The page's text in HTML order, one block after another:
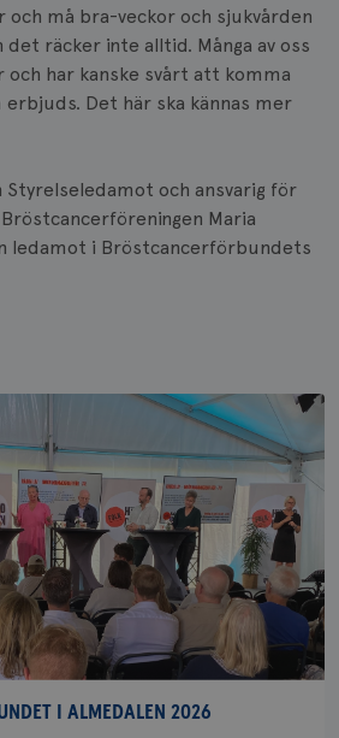
må bra-veckor och sjukvården
räcker inte alltid. Många av oss
har kanske svårt att komma
Det här ska kännas mer
Styrelseledamot och ansvarig för
Maria
ledamot i Bröstcancerförbundets
I ALMEDALEN 2026